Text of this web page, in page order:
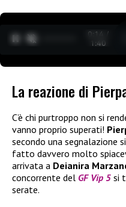
0:15 /
1:40
La reazione di
C’è chi purtroppo non si
vanno proprio superati!
secondo una segnalazione
fatto davvero molto
arrivata a Deianira
concorrente del GF Vip 5 si
serate.